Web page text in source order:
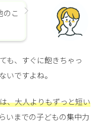
のこ
も、すぐに飽きちゃっ
いですよね。
、大人よりもずっと短い
いまでの子どもの集中力